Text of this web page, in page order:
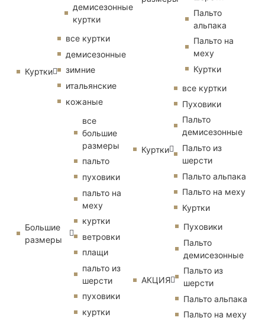
демисезонные
куртки
Куртки
все куртки
демисезонные
зимние
итальянские
кожаные
Большие
размеры
все
большие
размеры
пальто
пуховики
пальто на
меху
куртки
ветровки
плащи
пальто из
шерсти
пуховики
куртки
Пальто
альпака
Пальто на
меху
Куртки
Куртки
все куртки
Пуховики
Пальто
демисезонные
Пальто из
шерсти
Пальто альпака
Пальто на меху
Куртки
АКЦИЯ
Пуховики
Пальто
демисезонные
Пальто из
шерсти
Пальто альпака
Пальто на меху